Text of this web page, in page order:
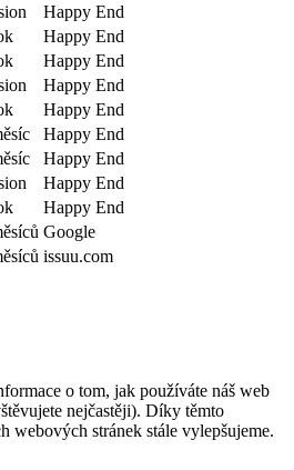
Happy End
Happy End
Happy End
Happy End
Happy End
Happy End
Happy End
Happy End
Happy End
Google
issuu.com
o tom, jak používáte náš web
nejčastěji). Díky těmto
webových stránek stále vylepšujeme.